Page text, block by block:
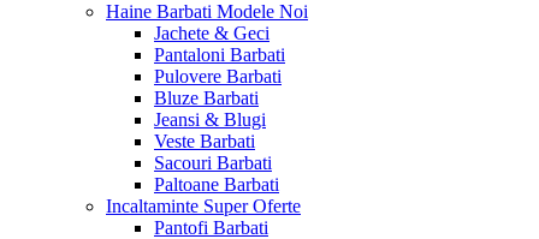
Haine Barbati Modele Noi
Jachete & Geci
Pantaloni Barbati
Pulovere Barbati
Bluze Barbati
Jeansi & Blugi
Veste Barbati
Sacouri Barbati
Paltoane Barbati
Incaltaminte Super Oferte
Pantofi Barbati